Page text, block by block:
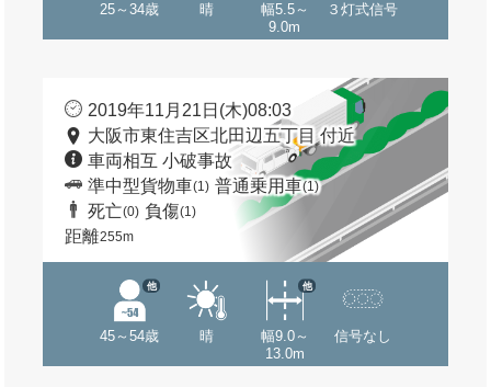
25～34歳 晴
幅5.5～
9.0m
３灯式信号
2019年11月21日(木)08:03
大阪市東住吉区北田辺五丁目 付近
車両相互 小破事故
準中型貨物車(1) 普通乗用車(1)
死亡(0) 負傷(1)
距離255m
45～54歳
他
晴
幅9.0～
13.0m
他
信号なし